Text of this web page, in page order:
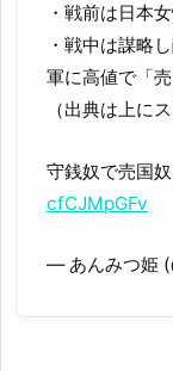
・戦前は日本
・戦中は謀略
軍に高値で「
（出典は上に
守銭奴で売国
cfCJMpGFv
— あんみつ姫